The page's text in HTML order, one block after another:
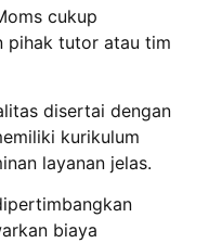
cukup
pihak tutor atau tim
disertai dengan
kurikulum
layanan jelas.
biaya